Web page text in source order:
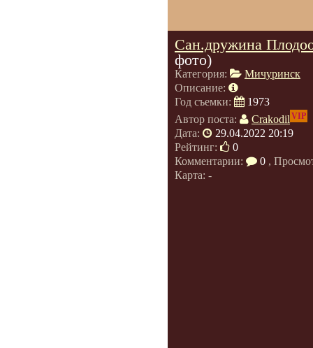
Сан.дружина
фото)
Категория:
Мичуринск
Описание:
Год съемки:
1973
Автор поста:
Crakodil VIP
Дата:
29.04.2022 20:19
Рейтинг:
0
Комментарии:
0 ,
Карта: -